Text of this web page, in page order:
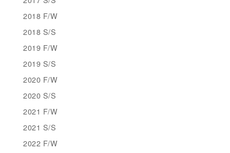
2018 F/W
2018 S/S
2019 F/W
2019 S/S
2020 F/W
2020 S/S
2021 F/W
2021 S/S
2022 F/W